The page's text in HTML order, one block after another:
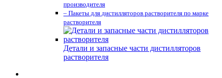
производителя
– Пакеты для дистилляторов растворителя по марке
растворителя
Детали и запасные части дистилляторов
растворителя